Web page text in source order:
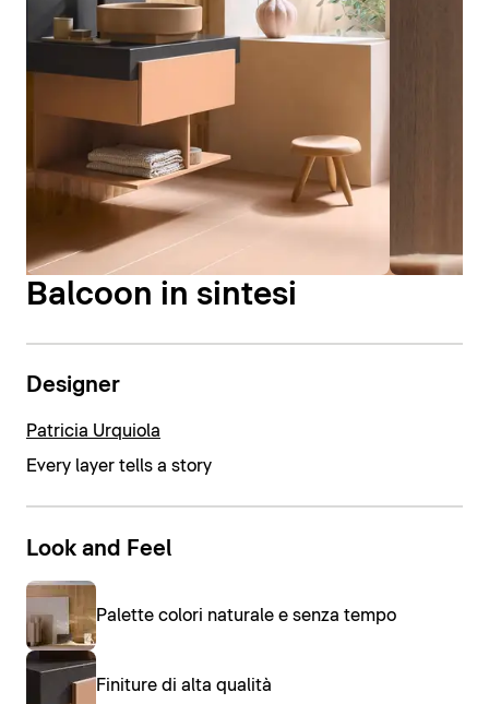
Balcoon in sintesi
Designer
Patricia Urquiola
Every layer tells a story
Look and Feel
Palette colori naturale e senza tempo
Finiture di alta qualità